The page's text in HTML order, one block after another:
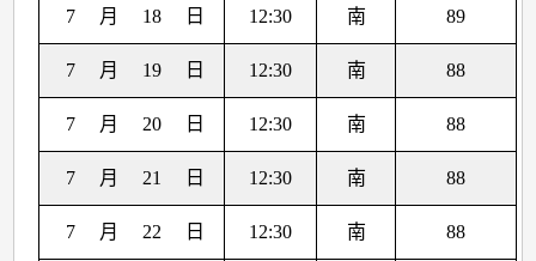
7 月 18 日 12:30 南 89
7 月 19 日 12:30 南 88
7 月 20 日 12:30 南 88
7 月 21 日 12:30 南 88
7 月 22 日 12:30 南 88